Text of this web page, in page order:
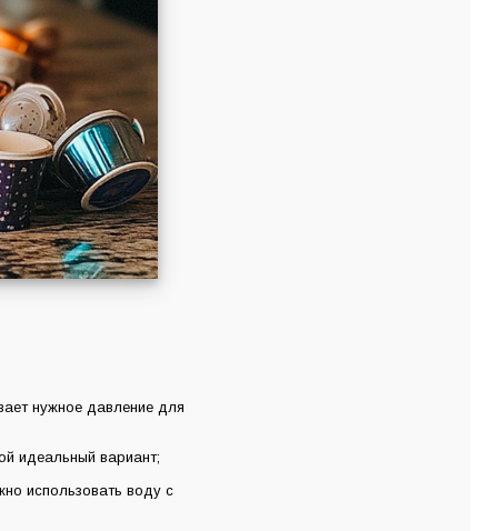
нужное давление для
идеальный вариант;
использовать воду с